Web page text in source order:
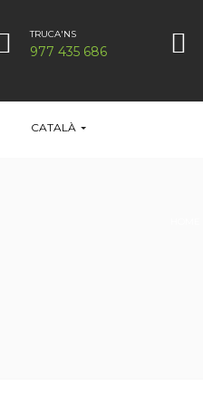
TRUCA'NS
977 435 686
CATALÀ